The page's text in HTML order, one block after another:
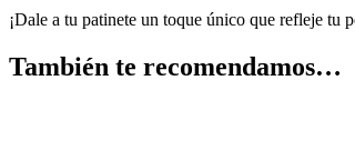
¡Dale a tu patinete un toque único que refleje tu
También te recomendamos…